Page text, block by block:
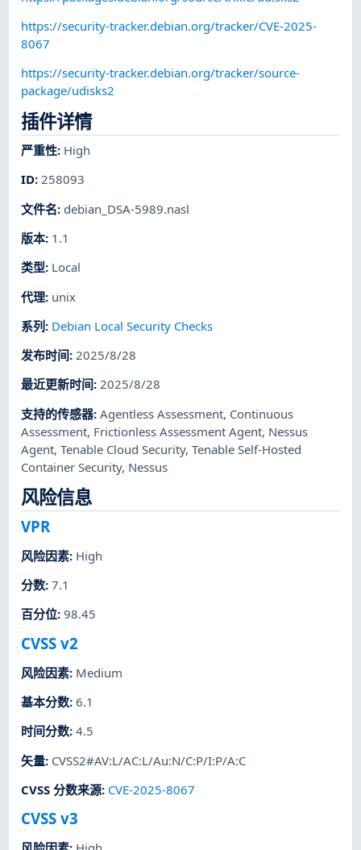
https://security-tracker.debian.org/tracker/CVE-2025-
8067
https://security-tracker.debian.org/tracker/source-
package/udisks2
插件详情
严重性: High
ID:258093
文件名: debian_DSA-5989.nasl
版本: 1.1
类型: Local
代理: unix
系列: Debian Local Security Checks
发布时间:2025/8/28
最近更新时间:2025/8/28
支持的传感器:Agentless Assessment, Continuous
Assessment, Frictionless Assessment Agent, Nessus
Agent,Tenable Cloud Security,Tenable Self-Hosted
Container Security, Nessus
风险信息
VPR
风险因素: High
分数:7.1
百分位:98.45
CVSS v2
风险因素: Medium
基本分数:6.1
时间分数:4.5
矢量: CVSS2#AV:L/AC:L/Au:N/C:P/I:P/A:C
CVSS 分数来源: CVE-2025-8067
CVSS v3